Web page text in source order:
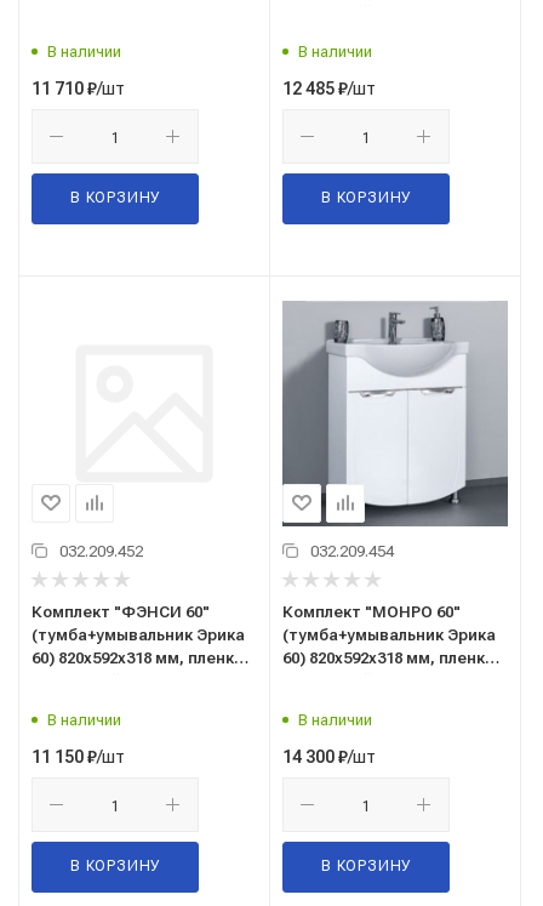
В наличии
11 710₽/шт
В КОРЗИНУ
В наличии
12 485₽/шт
В КОРЗИНУ
032.209.452
Комплект "ФЭНСИ 60"
(тумба+умывальник Эрика
60) 820x592x318 мм, пленка
В наличии
11 150₽/шт
В КОРЗИНУ
032.209.454
Комплект "МОНРО 60"
(тумба+умывальник Эрика
60) 820x592x318 мм, пленка
В наличии
14 300₽/шт
В КОРЗИНУ